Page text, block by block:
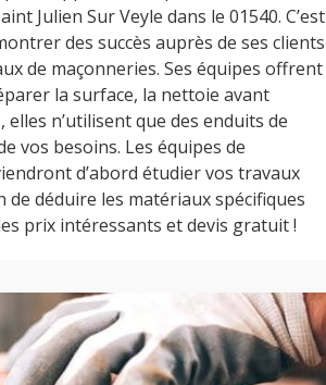
Julien Sur Veyle dans le 01540. C’est
des succès auprès de ses clients
de maçonneries. Ses équipes offrent
la surface, la nettoie avant
elles n’utilisent que des enduits de
vos besoins. Les équipes de
d’abord étudier vos travaux
de déduire les matériaux spécifiques
prix intéressants et devis gratuit !